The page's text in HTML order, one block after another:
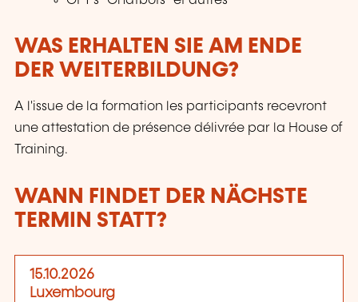
WAS ERHALTEN SIE AM ENDE
DER WEITERBILDUNG?
A l'issue de la formation les participants recevront
une attestation de présence délivrée par la House of
Training.
WANN FINDET DER NÄCHSTE
TERMIN STATT?
15.10.2026
Luxembourg